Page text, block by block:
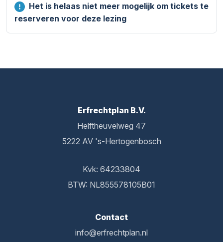
Het is helaas niet meer mogelijk om tickets te
reserveren voor deze lezing
Erfrechtplan B.V.
Helftheuvelweg 47
5222 AV 's-Hertogenbosch
Kvk: 64233804
BTW: NL855578105B01
Contact
info@erfrechtplan.nl